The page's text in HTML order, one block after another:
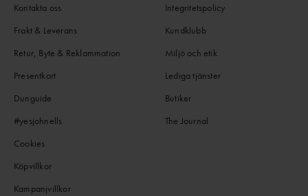
Kontakta oss
Frakt & Leverans
Retur, Byte & Reklammation
Presentkort
Dunguide
#yesjohnells
Cookies
Köpvillkor
Kampanjvillkor
Integritetspolicy
Kundklubb
Miljö och etik
Lediga tjänster
Butiker
The Journal